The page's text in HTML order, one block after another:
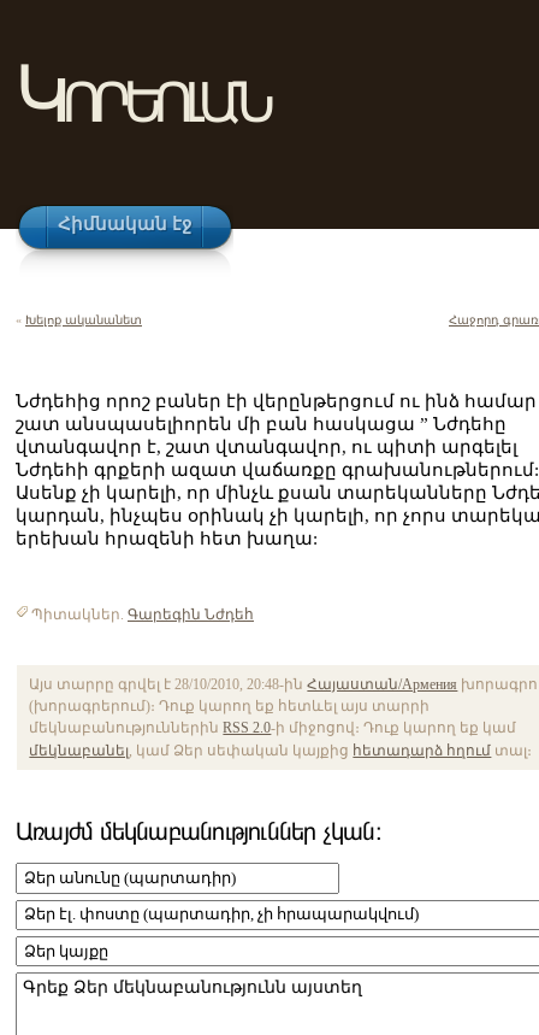
Կորեոլան
Հիմնական էջ
« Խելոք ականանետ Հաջորդ
Նժդեհից որոշ բաներ էի վերընթերցում ու ինձ համար
շատ անսպասելիորեն մի բան հասկացա ” Նժդեհը
վտանգավոր է, շատ վտանգավոր, ու պիտի արգելել
Նժդեհի գրքերի ազատ վաճառքը գրախանութներում:
Ասենք չի կարելի, որ մինչև քսան տարեկանները
կարդան, ինչպես օրինակ չի կարելի, որ չորս
երեխան հրազենի հետ խաղա:
Պիտակներ. Գարեգին Նժդեհ
Այս տարրը գրվել է 28/10/2010, 20:48-ինՀայաստան/Армения
(խորագրերում)։ Դուք կարող եք հետևել այս տարրի
մեկնաբանություններինRSS 2.0-ի միջոցով։ Դուք կարող եք կամ
մեկնաբանել , կամ Ձեր սեփական կայքից հետադարձ հղում տալ։
Առայժմ մեկնաբանություններ չկան։